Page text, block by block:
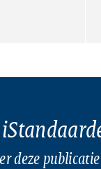
deze publicatie